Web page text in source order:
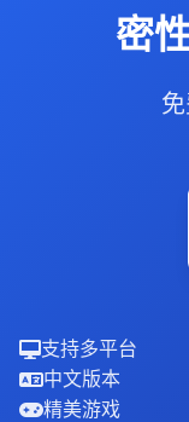
密
支持多平台
中文版本
精美游戏